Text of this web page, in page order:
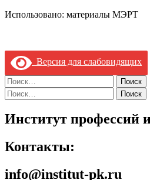
Использовано: материалы МЭРТ
Версия для слабовидящих
Найти:
Найти:
Институт профессий
Контакты:
info@institut-pk.ru